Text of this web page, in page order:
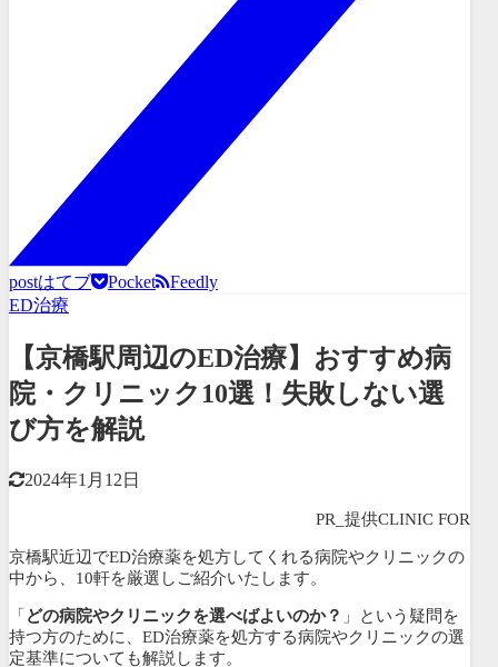
postはてブ Pocket
Feedly
ED治療
【京橋駅周辺のED治療】おすすめ病
院・クリニック10選！失敗しない選
び方を解説
2024年1月12日
PR_提供CLINIC FOR
京橋駅近辺でED治療薬を処方してくれる病院やクリニックの
中から、 10軒を厳選しご紹介いたします。
「 どの病院やクリニックを選べばよいのか？ 」という疑問を
持つ方のために、ED治療薬を処方する病院やクリニックの選
定基準についても解説します。